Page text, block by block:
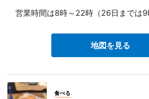
営業時間は8時～22時（26日までは9
地図を見る
食べる